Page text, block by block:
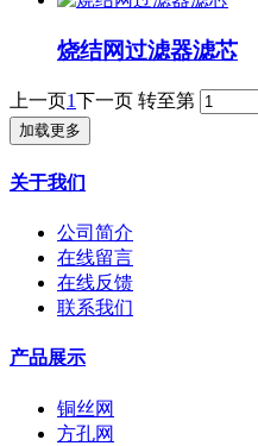
烧结网过滤器滤芯
上一页1下一页 转至第
加载更多
关于我们
公司简介
在线留言
在线反馈
联系我们
产品展示
铜丝网
方孔网